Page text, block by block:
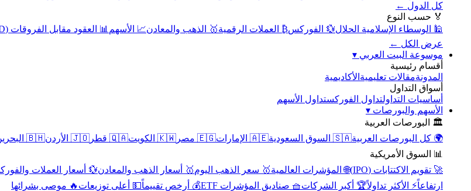
كل الدول ←
🏅 حسب النوع
🕌 الوسطاء الإسلامية الحلال💱 الفوركس₿ العملات الرقمية🥇 الذهب والمعادن📈 الأسهم 📊 العقود مقابل الفروقات (CFD)
عرض الكل ←
موسوعة البيت العربي ▾
أقسام رئيسية
المدونةمقالات تعليمية الأكاديمية
أسواق التداول
أساسيات التداولتداول الفوركستداول الأسهم
الأسهم والبورصات ▾
🏛️ البورصات العربية
🌍 كل البورصات العربية🇸🇦 السوق السعودية 🇦🇪 الإمارات 🇪🇬 مصر 🇰🇼 الكويت 🇶🇦 قطر 🇯🇴 الأردن 🇧🇭 البحرين
📊 السوق الأمريكية
🚀 تقويم الاكتتابات (IPO)
🌐 المؤشرات العالمية🥇 سعر الذهب اليوم🥇 أسعار الذهب والمعادن💱 أسعار العملات
ارتفاعاً⚡ الأكثر تداولاً🏆 أكبر الشركات🧺 صناديق المؤشرات ETF 💰 أرخص تقييماً💵 أعلى توزيعات 🔥 موصى بشرائها